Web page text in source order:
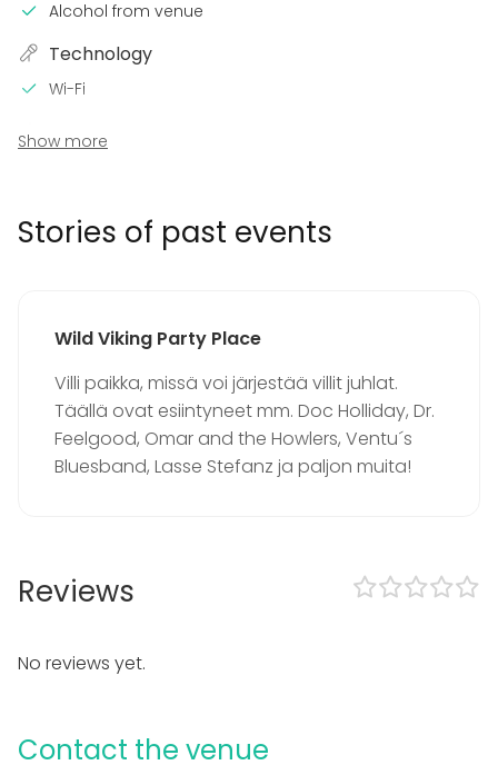
Alcohol from venue
Technology
Wi-Fi
In the venue
Garden
Event types
Party
Wedding
Spa / Wellness / Sauna
Dinner / Lunch
Meeting
Cabin trip / Retreat
Terrace / Courtyard
Show more
Stories of past events
Wild Viking Party Place
Villi paikka, missä voi järjestää villit juhlat.
Täällä ovat esiintyneet mm. Doc Holliday, Dr.
Feelgood, Omar and the Howlers, Ventu´s
Bluesband, Lasse Stefanz ja paljon muita!
Reviews
No reviews yet.
Contact the venue